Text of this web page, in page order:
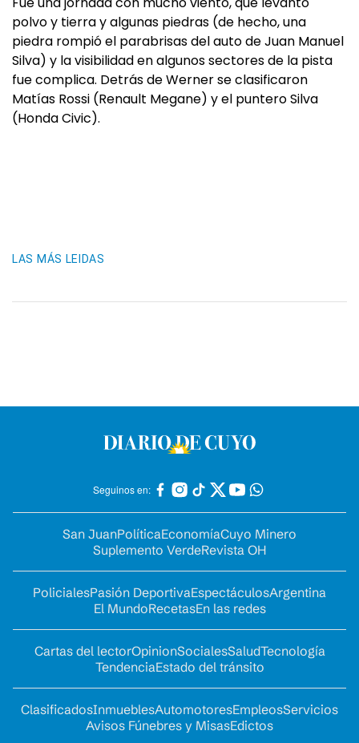
polvo y tierra y algunas piedras (de hecho, una
piedra rompió el parabrisas del auto de Juan Manuel
Silva) y la visibilidad en algunos sectores de la pista
fue complica. Detrás de Werner se clasificaron
Matías Rossi (Renault Megane) y el puntero Silva
(Honda Civic).
LAS MÁS LEIDAS
Seguinos en:
San JuanPolíticaEconomíaCuyo Minero
Suplemento VerdeRevista OH
PolicialesPasión DeportivaEspectáculosArgentina
El MundoRecetasEn las redes
Cartas del lectorOpinionSocialesSaludTecnología
TendenciaEstado del tránsito
ClasificadosInmueblesAutomotoresEmpleosServicios
Avisos Fúnebres y MisasEdictos